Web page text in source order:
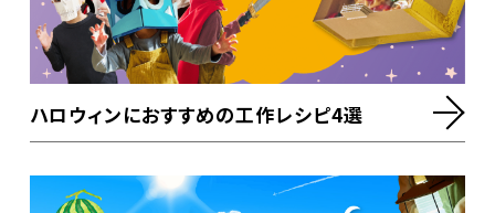
ハロウィンにおすすめの工作レシピ4選